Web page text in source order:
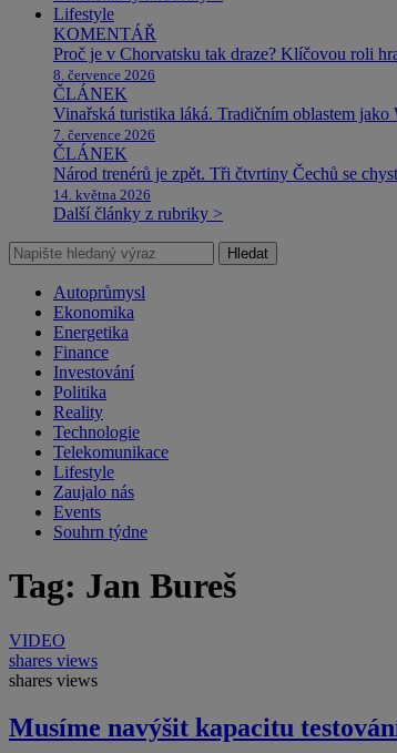
Lifestyle
KOMENTÁŘ
Proč je v Chorvatsku tak draze? Klíčovou roli
8. července 2026
ČLÁNEK
Vinařská turistika láká. Tradičním oblastem
7. července 2026
ČLÁNEK
Národ trenérů je zpět. Tři čtvrtiny Čechů se
14. května 2026
Další články z rubriky >
Hledat
Autoprůmysl
Ekonomika
Energetika
Finance
Investování
Politika
Reality
Technologie
Telekomunikace
Lifestyle
Zaujalo nás
Events
Souhrn týdne
Tag: Jan Bureš
VIDEO
shares views
shares views
Musíme navýšit kapacitu